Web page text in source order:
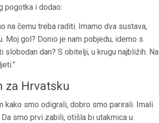
pogotka i dodao:
na čemu treba raditi. Imamo dva sustava,
Moj gol? Donio je nam pobjedu, idemo s
dan? S obitelji, u krugu najbližih. Na
za Hrvatsku
kako smo odigrali, dobro smo parirali. Imali
smo prvi zabili, otišla bi utakmica u